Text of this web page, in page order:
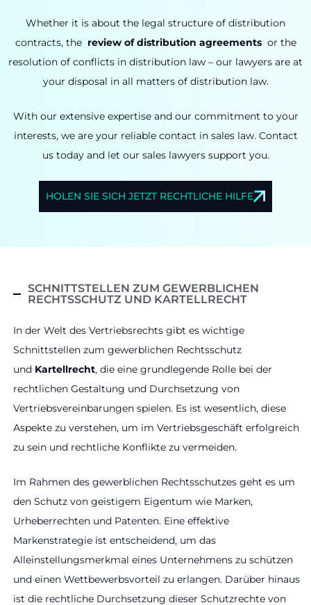
Whether it is about the legal structure of distribution
contracts, the review of distribution agreementsor the
resolution of conflicts in distribution law – our lawyers are at
your disposal in all matters of distribution law.
With our extensive expertise and our commitment to your
interests, we are your reliable contact in sales law. Contact
us today and let our sales lawyers support you.
HOLEN SIE SICH JETZT RECHTLICHE HILFE
SCHNITTSTELLEN ZUM GEWERBLICHEN
RECHTSSCHUTZ UND KARTELLRECHT
In der Welt des Vertriebsrechts gibt es wichtige
Schnittstellen zum gewerblichen Rechtsschutz
und Kartellrecht, die eine grundlegende Rolle bei der
rechtlichen Gestaltung und Durchsetzung von
Vertriebsvereinbarungen spielen. Es ist wesentlich, diese
Aspekte zu verstehen, um im Vertriebsgeschäft erfolgreich
zu sein und rechtliche Konflikte zu vermeiden.
Im Rahmen des gewerblichen Rechtsschutzes geht es um
den Schutz von geistigem Eigentum wie Marken,
Urheberrechten und Patenten. Eine effektive
Markenstrategie ist entscheidend, um das
Alleinstellungsmerkmal eines Unternehmens zu schützen
und einen Wettbewerbsvorteil zu erlangen. Darüber hinaus
ist die rechtliche Durchsetzung dieser Schutzrechte von